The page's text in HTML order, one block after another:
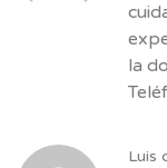
la
Luis